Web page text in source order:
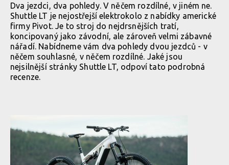
Dva jezdci, dva pohledy. V něčem rozdílné, v jiném ne.
Shuttle LT je nejostřejší elektrokolo z nabídky americké
firmy Pivot. Je to stroj do nejdrsnějších tratí,
koncipovaný jako závodní, ale zároveň velmi zábavné
nářadí. Nabídneme vám dva pohledy dvou jezdců - v
něčem souhlasné, v něčem rozdílné. Jaké jsou
nejsilnější stránky Shuttle LT, odpoví tato podrobná
recenze.